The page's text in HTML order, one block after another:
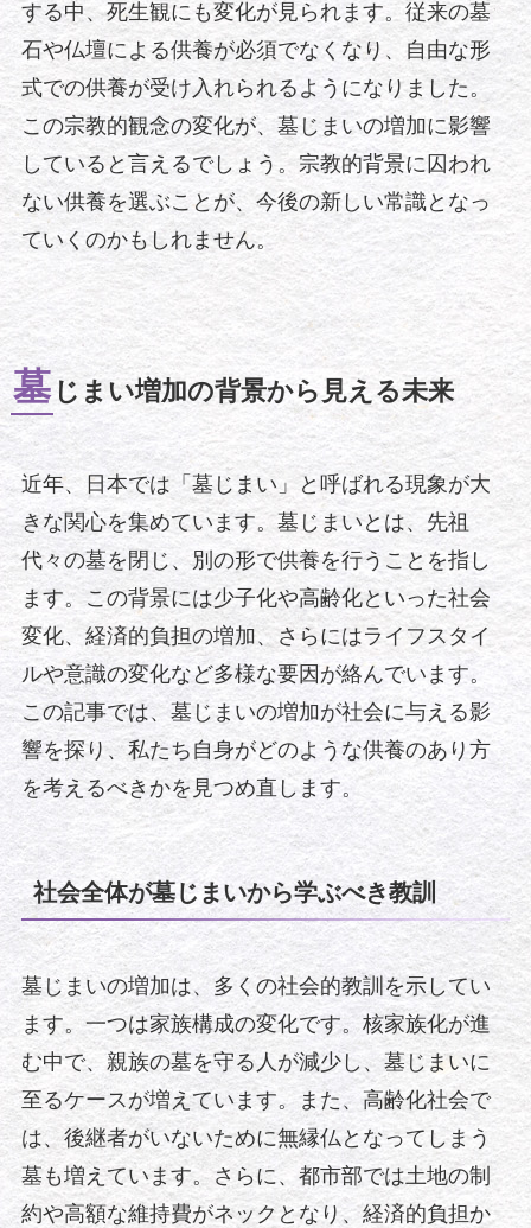
する中、死生観にも変化が見られます。従来の墓
石や仏壇による供養が必須でなくなり、自由な形
式での供養が受け入れられるようになりました。
この宗教的観念の変化が、墓じまいの増加に影響
していると言えるでしょう。宗教的背景に囚われ
ない供養を選ぶことが、今後の新しい常識となっ
ていくのかもしれません。
墓 じまい増加の背景から見える未来
近年、日本では「墓じまい」と呼ばれる現象が大
きな関心を集めています。墓じまいとは、先祖
代々の墓を閉じ、別の形で供養を行うことを指し
ます。この背景には少子化や高齢化といった社会
変化、経済的負担の増加、さらにはライフスタイ
ルや意識の変化など多様な要因が絡んでいます。
この記事では、墓じまいの増加が社会に与える影
響を探り、私たち自身がどのような供養のあり方
を考えるべきかを見つめ直します。
社会全体が墓じまいから学ぶべき教訓
墓じまいの増加は、多くの社会的教訓を示してい
ます。一つは家族構成の変化です。核家族化が進
む中で、親族の墓を守る人が減少し、墓じまいに
至るケースが増えています。また、高齢化社会で
は、後継者がいないために無縁仏となってしまう
墓も増えています。さらに、都市部では土地の制
約や高額な維持費がネックとなり、経済的負担か